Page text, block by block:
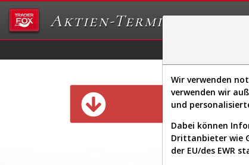
Aktien-Terminal
Diese
Wir verwenden
verwenden wir
und
Dabei können
Drittanbieter wie
der EU/des EWR